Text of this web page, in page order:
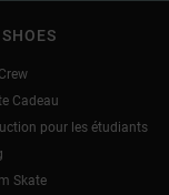
SHOES
Cadeau
pour les étudiants
Skate